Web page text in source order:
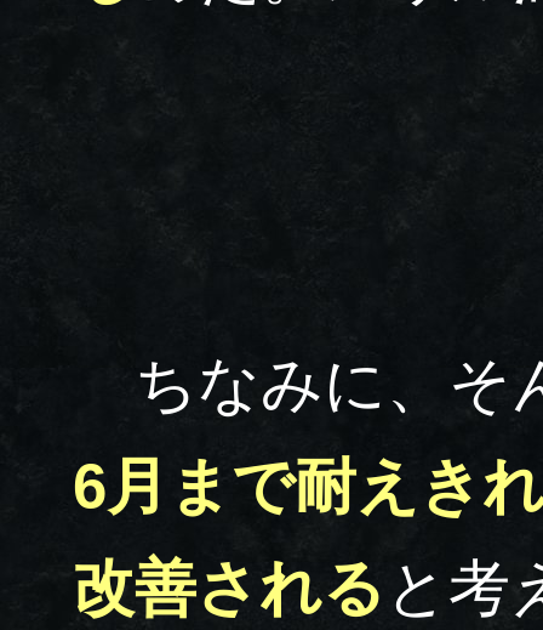
ちなみに、そ
6月まで耐えき
改善される と考